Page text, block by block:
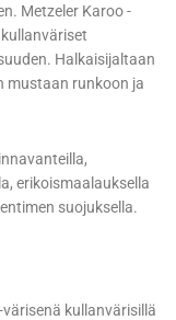
Metzeler Karoo -
Halkaisijaltaan
mustaan runkoon ja
erikoismaalauksella
suojuksella.
kullanvärisillä